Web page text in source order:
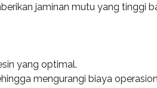
jaminan mutu yang tinggi
yang optimal.
mengurangi biaya